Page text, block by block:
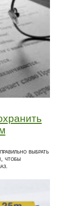
выбрать
чтобы